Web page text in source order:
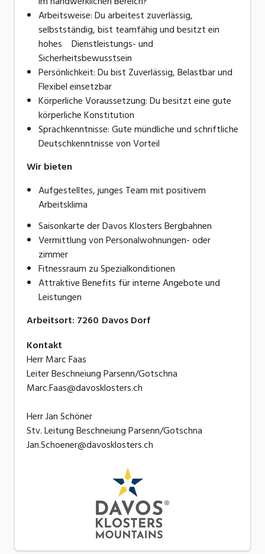
Arbeitsweise: Du arbeitest zuverlässig,
selbstständig, bist teamfähig und besitzt ein
hohes Dienstleistungs- und
Sicherheitsbewusstsein
Persönlichkeit: Du bist Zuverlässig, Belastbar und
Flexibel einsetzbar
Körperliche Voraussetzung: Du besitzt eine gute
körperliche Konstitution
Sprachkenntnisse: Gute mündliche und schriftliche
Deutschkenntnisse von Vorteil
Wir bieten
Aufgestelltes, junges Team mit positivem
Arbeitsklima
Saisonkarte der Davos Klosters Bergbahnen
Vermittlung von Personalwohnungen- oder
zimmer
Fitnessraum zu Spezialkonditionen
Attraktive Benefits für interne Angebote und
Leistungen
Arbeitsort: 7260 Davos Dorf
Kontakt
Herr Marc Faas
Leiter Beschneiung Parsenn/Gotschna
Marc.Faas@davosklosters.ch
Herr Jan Schöner
Stv. Leitung Beschneiung Parsenn/Gotschna
Jan.Schoener@davosklosters.ch